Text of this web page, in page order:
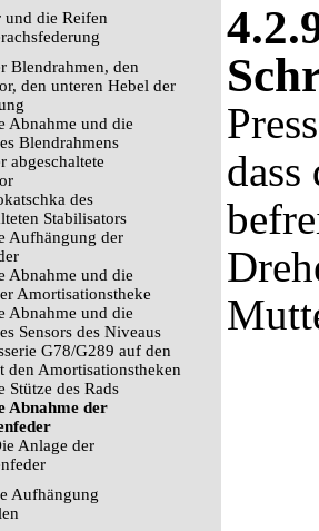
und die Reifen
Blendrahmen, den
den unteren Hebel der
Abnahme und die
Blendrahmens
abgeschaltete
des
Stabilisators
Aufhängung der
Abnahme und die
Amortisationstheke
Abnahme und die
Sensors des Niveaus
G78/G289 auf den
den Amortisationstheken
Stütze des Rads
Abnahme der
Anlage der
Aufhängung
dass